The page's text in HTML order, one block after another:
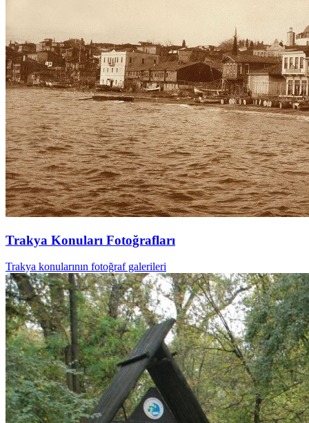
Trakya Konuları Fotoğrafları
Trakya konularının fotoğraf galerileri